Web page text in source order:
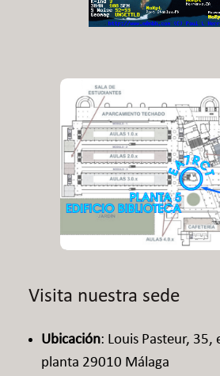
Visita nuestra sede
Ubicación: Louis Pasteur, 35,
planta 29010 Málaga​